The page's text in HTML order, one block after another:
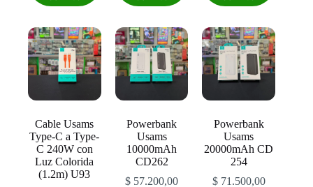
Cable Usams
Type-C a Type-
C 240W con
Luz Colorida
(1.2m) U93
Powerbank
Usams
10000mAh
CD262
$ 57.200,00
Powerbank
Usams
20000mAh CD
254
$71.500,00